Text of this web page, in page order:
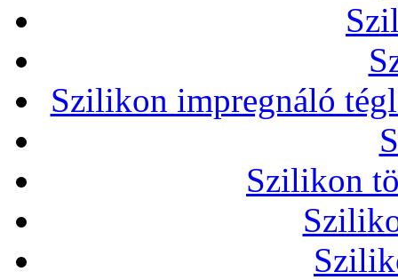
Szilikon impregnáló
Szilikon